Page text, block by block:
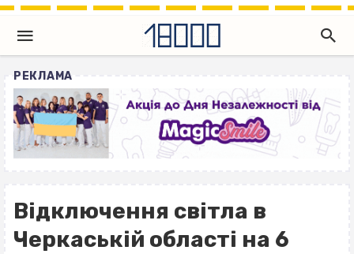
РЕКЛАМА
Відключення світла в
Черкаській області на 6